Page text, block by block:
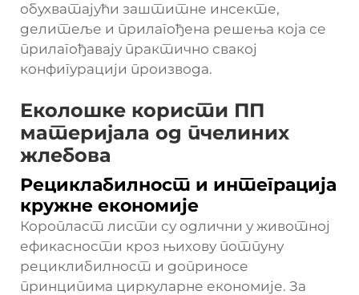
обухватајући заштитне инсекте,
делитеље и прилагођена решења која се
прилагођавају практично свакој
конфигурацији производа.
Еколошке користи ПП
материјала од пчелиних
жлебова
Рециклабилност и интеграција
кружне економије
Коропласт листи су одлични у животној
ефикасности кроз њихову потпуну
рециклибилност и доприносе
принципима циркуларне економије. За